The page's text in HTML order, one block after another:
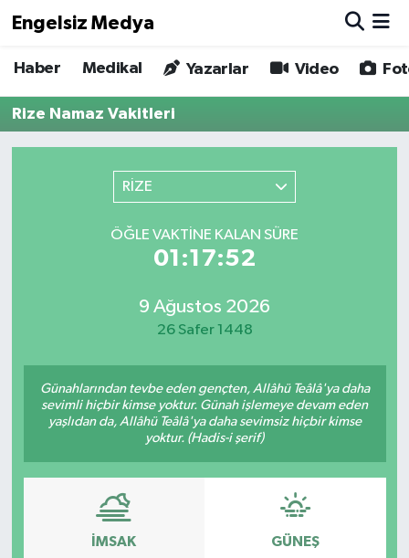
Engelsiz Medya
Haber Medikal Yazarlar Video
Rize Namaz Vakitleri
RİZE
ÖĞLE VAKTINE KALAN SÜRE
01:17:52
9 Ağustos 2026
26 Safer 1448
Günahlarından tevbe eden gençten, Allâhü Teâlâ'ya daha
sevimli hiçbir kimse yoktur. Günah işlemeye devam eden
yaşlıdan da, Allâhü Teâlâ'ya daha sevimsiz hiçbir kimse
yoktur. (Hadis-i şerif)
İMSAK GÜNEŞ
Haber
Medikal
Gizlilik Sözleşmesi
Hava Durumu
Trafik Durumu
Son Dakika Haberleri